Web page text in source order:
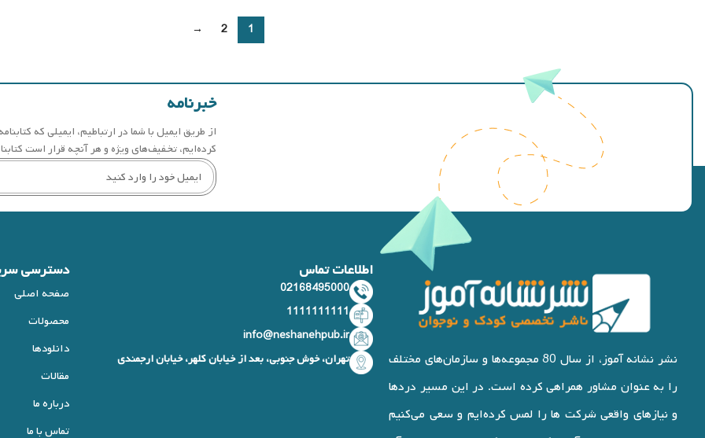
1
2
→
خبرنامه
از طریق ایمیل با شما در ارتباطیم، ایمیلی که
کرده‌ایم، تخفیف‌های ویژه و هر آنچه قرار است
نشر نشانه آموز، از سال 80 مجموعه‌ها و سازمان‌های مختلف
را به عنوان مشاور همراهی کرده است. در این مسیر دردها
و نیازهای واقعی شرکت ها را لمس کرده‌ایم و سعی می‌کنیم
اطلاعات تماس
02168495000
1111111111
info@neshanehpub.ir
تهران، خوش جنوبی، بعد از خیابان کلهر، خیابان ارجمندی
دسترسی
صفحه اصلی
محصولات
دانلودها
مقالات
درباره ما
تماس با ما